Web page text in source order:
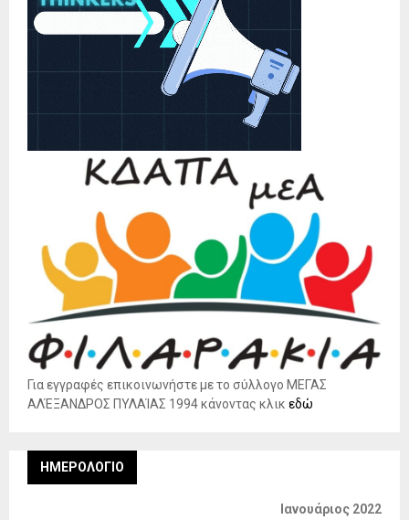
Για εγγραφές επικοινωνήστε με το σύλλογο ΜΕΓΑΣ
ΑΛΈΞΑΝΔΡΟΣ ΠΥΛΑΊΑΣ 1994 κάνοντας κλικ εδώ
ΗΜΕΡΟΛΌΓΙΟ
Ιανουάριος 2022